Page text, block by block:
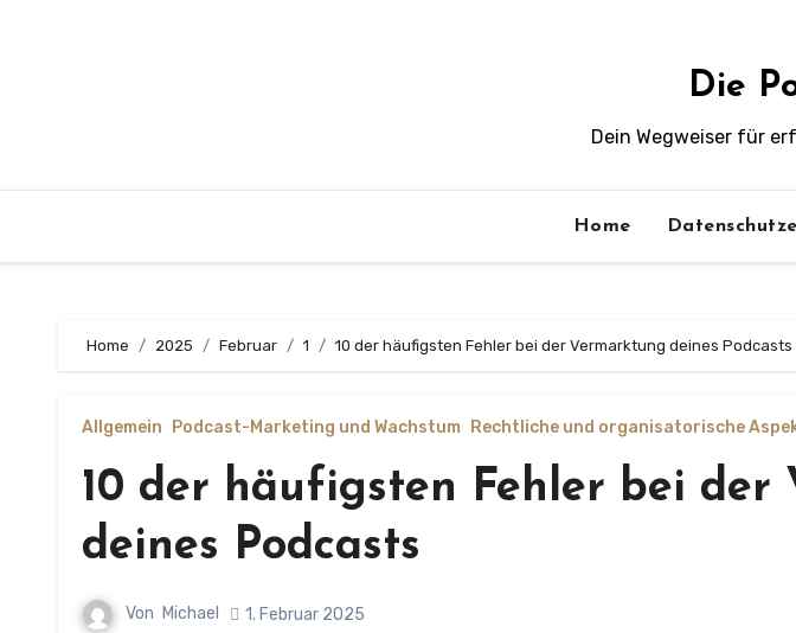
Die
Dein Wegweiser für
Home
Home 2025 Februar 1 10 der häufigsten Fehler bei der Vermarktung deines Podcasts
Allgemein Podcast-Marketing und Wachstum Rechtliche und organisatorische
10 der häufigsten Fehler bei der
deines Podcasts
Von Michael 1. Februar 2025